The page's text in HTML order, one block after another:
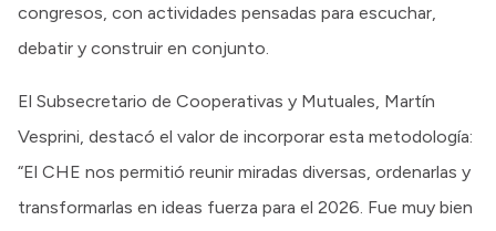
congresos, con actividades pensadas para escuchar,
debatir y construir en conjunto.
El Subsecretario de Cooperativas y Mutuales, Martín
Vesprini, destacó el valor de incorporar esta metodología:
“El CHE nos permitió reunir miradas diversas, ordenarlas y
transformarlas en ideas fuerza para el 2026. Fue muy bien